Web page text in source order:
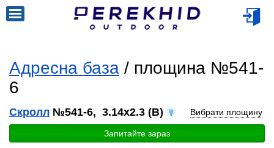
Адресна база / площина №541-
6
Скролл №541-6, 3.14x2.3 (B) Вибрати площину
Запитайте зараз